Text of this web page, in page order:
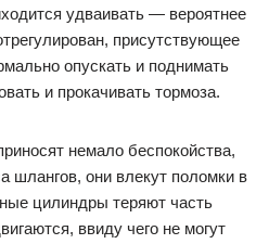
удваивать — вероятнее
присутствующее
опускать и поднимать
и прокачивать тормоза.
немало беспокойства,
шлангов, они влекут поломки в
цилиндры теряют часть
ввиду чего не могут